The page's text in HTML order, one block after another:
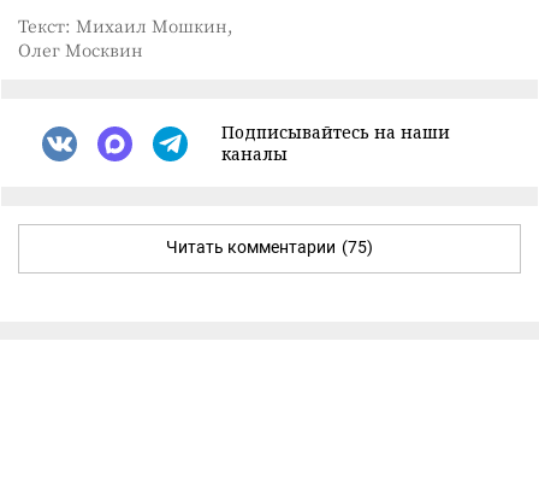
Текст: Михаил Мошкин,
Олег Москвин
Подписывайтесь на наши
каналы
Читать комментарии (75)